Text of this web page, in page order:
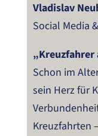
Vladislav
Social Media
„Kreuzfahrer
Schon im
sein Herz für
Kreuzfahrten